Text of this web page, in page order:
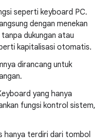
seperti keyboard PC.
dengan menekan
dukungan atau
kapitalisasi otomatis.
dirancang untuk
yang hanya
fungsi kontrol sistem,
hanya terdiri dari tombol